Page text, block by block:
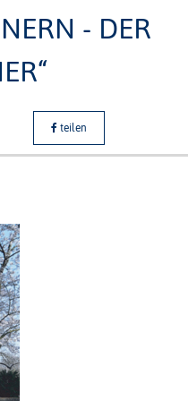
- DER
teilen